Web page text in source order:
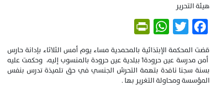
هيئة التحرير
Facebook
Twitter
WhatsApp
قضت المحكمة الإبتذائية بالمحمدية مساء يوم أمس الثلاثاء بإدانة حارس
أمن مدرسة عين حرودة1 ببلدية عين حرودة بالمنسوب إليه، وحكمت عليه
بسنة سجنا نافدة بتهمة التحرش الجنسي في حق تلميذة تدرس بنفس
المؤسسة ومحاولة التغرير بها .